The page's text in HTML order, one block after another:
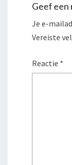
Geef een
Je e-
Vereiste
Reactie *